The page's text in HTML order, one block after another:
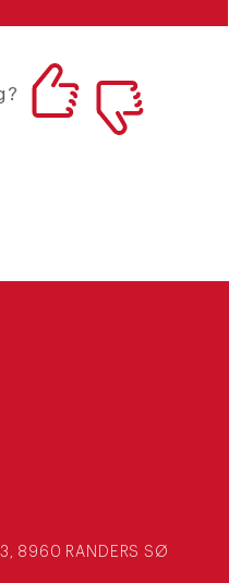
8960 RANDERS SØ